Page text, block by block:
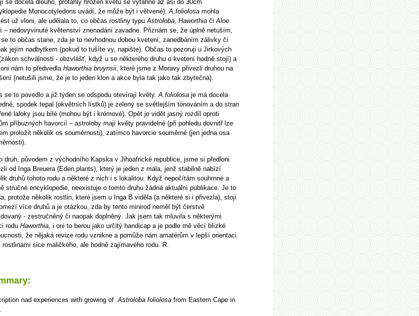
se docela dlouho, protáhlý hrozen květů se vytáhne až asi do 30cm
Monocotyledons uvádí, že může být i větvené).A.foliolosa mohla
už vloni, ale udělala to, co občas rostliny typuAstroloba, Haworthia čiAloe
– nedovyvinuté květenství znenadání zavadne. Přiznám se, že úplně netuším,
to občas stane, zda je to nevhodnou dobou kvetení, zanedbáním zálivky či
jejím nadbytkem (pokud to tušíte vy, napište). Občas to pozoruji u Jirkových
schválnosti - obzvlášť, když u se některého druhu o kvetení hodně stojí) a
nám to předvedla Haworthia bruynsii, které jsme z Moravy přivezli druhou na
(netušili jsme, že je to jeden klon a akce byla tak jako tak zbytečná).
se to povedlo a již týden se odspodu otevírají květy.A.foliolosa je má docela
spodek tepal (okvětních lístků) je zelený se světlejším tónováním a do stran
laloky jsou bílé (mohou být i krémové). Opět je vidět jasný rozdíl oproti
příbuzných havorcií – astroloby mají květy pravidelné (při pohledu dovnitř lze
proložit několik os souměrnosti), zatímco havorcie souměrné (jen jedna osa
druh, původem z východního Kapska v Jihoafrické republice, jsme si předloni
od Inga Breuera (Eden plants), který je jeden z mála, jenž stabilně nabízí
druhů tohoto rodu a některé z nich i s lokalitou. Když nepočítám souhrnné a
stručné encyklopedie, neexistuje o tomto druhu žádná aktuální publikace. Je to
protože několik rostlin, které jsem u Inga B.viděla (a některé si i přivezla), stojí
více druhů a je otázkou, zda by tento minirod neměl být čerstvě
- zestručněný či naopak doplněný. Jak jsem tak mluvila s některými
rodu Haworthia, i oni to berou jako určitý handicap a je podle mě věcí blízké
že nějaká revize rodu vznikne a pomůže nám amatérům v lepší orientaci
rostlinami sice maličkého, ale hodně zajímavého rodu. R.
nad experiences with growing ofAstroloba foliolosa from Eastern Cape in